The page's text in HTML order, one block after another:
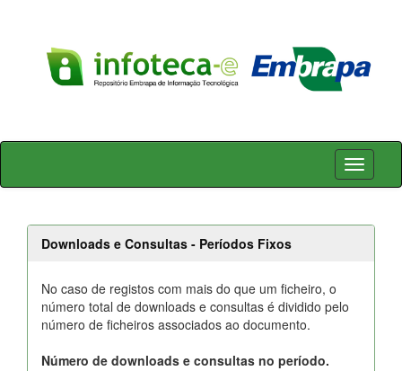
Skip
Downloads e Consultas - Períodos Fixos
No caso de registos com mais do que um ficheiro, o
número total de downloads e consultas é dividido pelo
número de ficheiros associados ao documento.
Número de downloads e consultas no período.